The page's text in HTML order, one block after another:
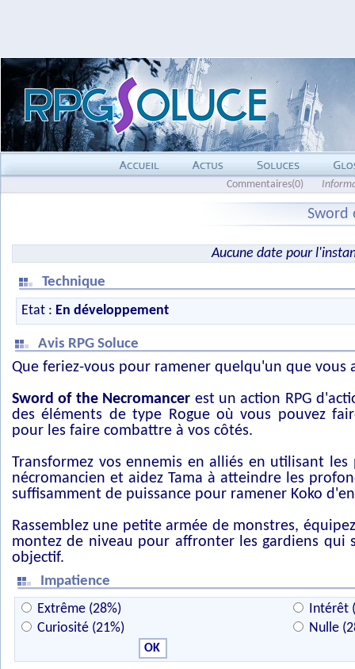
Commentaires(0)
Sword
Aucune date pour
Technique
Etat : En développement
Avis RPG Soluce
Que feriez-vous pour ramener quelqu'un que vous
Sword of the Necromancer est un action RPG
des éléments de type Rogue où vous pouvez
pour les faire combattre à vos côtés.
Transformez vos ennemis en alliés en utilisant
nécromancien et aidez Tama à atteindre les
suffisamment de puissance pour ramener Koko
Rassemblez une petite armée de monstres,
montez de niveau pour affronter les gardiens qui
objectif.
Impatience
Extrême (28%)
Intérêt
Curiosité (21%)
Nulle